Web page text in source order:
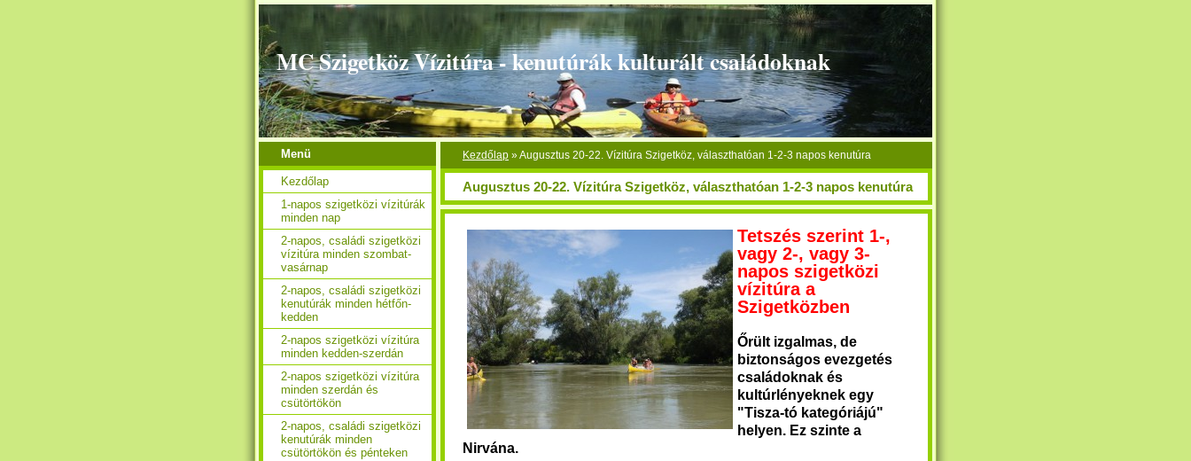
MC Szigetköz Vízitúra - kenutúrák kulturált családoknak
Kezdőlap »Augusztus 20-22. Vízitúra Szigetköz, választhatóan 1-2-3 napos kenutúra
Augusztus 20-22. Vízitúra Szigetköz, választhatóan 1-2-3 napos kenutúra
Tetszés szerint 1-,
vagy 2-, vagy 3-
napos szigetközi
vízitúra a
Szigetközben
Őrült izgalmas, de
biztonságos evezgetés
családoknak és
kultúrlényeknek egy
"Tisza-tó kategóriájú"
helyen. Ez szinte a
Nirvána.
Menü
Kezdőlap
1-napos szigetközi vízitúrák
minden nap
2-napos, családi szigetközi
vízitúra minden szombat-
vasárnap
2-napos, családi szigetközi
kenutúrák minden hétfőn-
kedden
2-napos szigetközi vízitúra
minden kedden-szerdán
2-napos szigetközi vízitúra
minden szerdán és
csütörtökön
2-napos, családi szigetközi
kenutúrák minden
csütörtökön és pénteken